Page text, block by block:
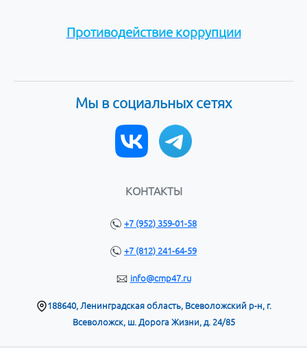
Противодействие коррупции
Мы в социальных сетях
КОНТАКТЫ
+7 (952) 359-01-58
+7 (812) 241-64-59
info@cmp47.ru
188640, Ленинградская область, Всеволожский р-н, г.
Всеволожск, ш. Дорога Жизни, д. 24/85